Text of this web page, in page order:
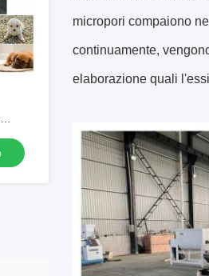
micropori compaiono
continuamente,
elaborazione quali